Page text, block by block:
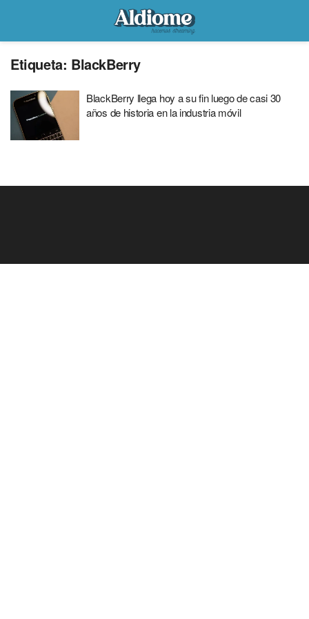
Etiqueta: BlackBerry
BlackBerry llega hoy a su fin luego de casi 30
años de historia en la industria móvil